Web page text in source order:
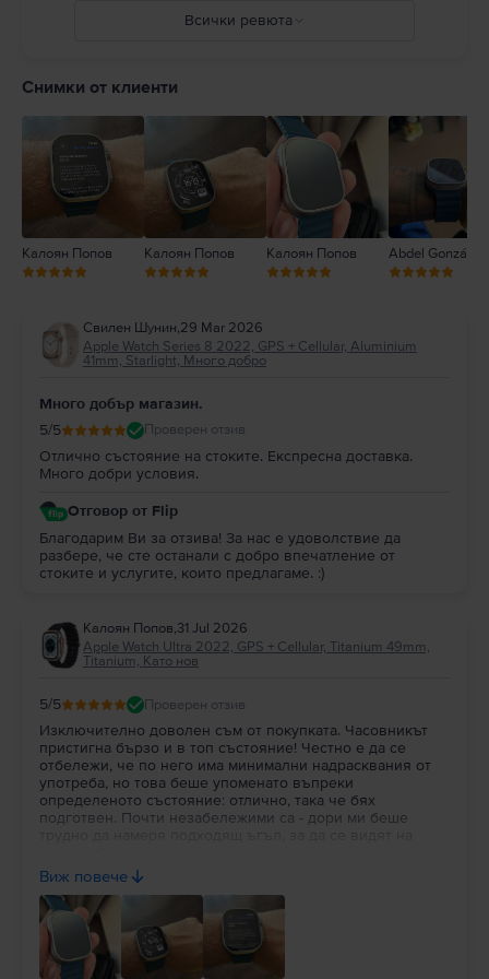
ca/guide/watch/apdcf2ff54e9/11.0/watchos/11.0
Всички ревюта
1
Снимки от клиенти
Калоян Попов Калоян Попов Калоян Попов Abdel González
Свилен Шунин,29 Mar 2026
Apple Watch Series 8 2022, GPS + Cellular, Aluminium
41mm, Starlight, Много добро
Много добър магазин.
5/5 Проверен отзив
Отлично състояние на стоките. Експресна доставка.
Много добри условия.
Отговор от Flip
Благодарим Ви за отзива! За нас е удоволствие да
разбере, че сте останали с добро впечатление от
стоките и услугите, които предлагаме. :)
Калоян Попов,31 Jul 2026
Apple Watch Ultra 2022, GPS + Cellular, Titanium 49mm,
Titanium, Като нов
5/5 Проверен отзив
Изключително доволен съм от покупката. Часовникът
пристигна бързо и в топ състояние! Честно е да се
отбележи, че по него има минимални надрасквания от
употреба, но това беше упоменато въпреки
определеното състояние: отлично, така че бях
подготвен. Почти незабележими са - дори ми беше
съвсем недоловими. По-важното за мен в случая беше
състоянието на батерията: 100% здраве!!! Препоръчвам
на всеки да вдъхне нов живот на използвана вече
техника!
Виж повече